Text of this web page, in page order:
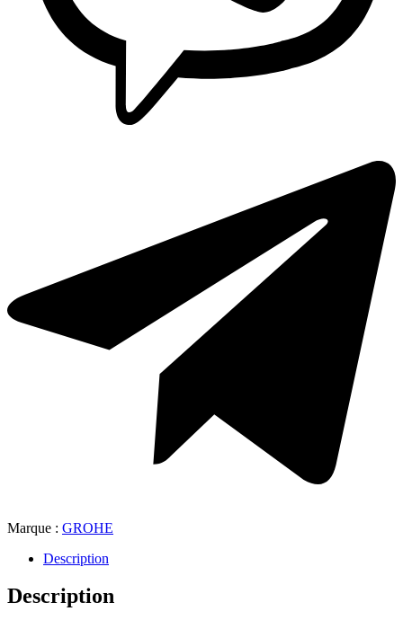
Marque : GROHE
Description
Description